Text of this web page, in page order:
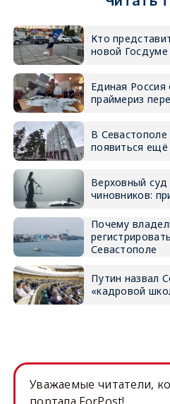
Кто
новой Госдуме
Единая
праймериз
В
появиться
Верховный суд
чиновников:
Почему
Севастополе
Путин назвал
«кадровой
Уважаемые читатели,